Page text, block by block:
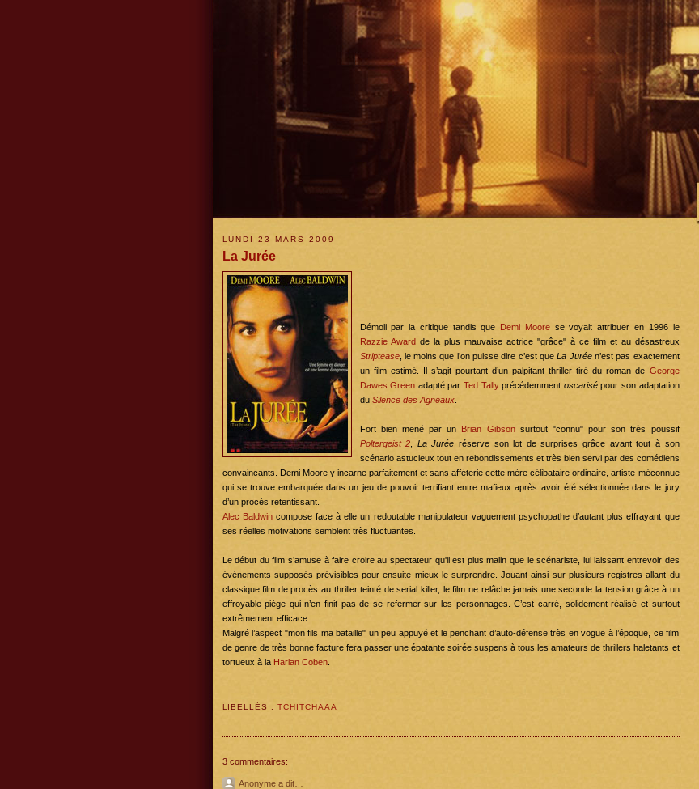
LUNDI 23 MARS 2009
La Jurée
Démoli par la critique tandis que Demi Moorese voyait attribuer en 1996 le
Razzie Awardde la plus mauvaise actrice "grâce" à ce film et au désastreux
Striptease, le moins que l’on puisse dire c’est queLa Juréen’est pas exactement
un film estimé. Il s’agit pourtant d’un palpitant thriller tiré du roman de George
Dawes Green adapté par Ted Tallyprécédemment oscarisépour son adaptation
du Silence des Agneaux.
Fort bien mené par un Brian Gibsonsurtout "connu" pour son très poussif
Poltergeist 2
La Jurée réserve son lot de surprises grâce avant tout à son
scénario astucieux tout en rebondissements et très bien servi par des comédiens
convaincants. Demi Moore y incarne parfaitement et sans affèterie cette mère célibataire ordinaire, artiste méconnue
qui se trouve embarquée dans un jeu de pouvoir terrifiant entre mafieux après avoir été sélectionnée dans le jury
d’un procès retentissant.
Alec Baldwincompose face à elle un redoutable manipulateur vaguement psychopathe d’autant plus effrayant que
ses réelles motivations semblent très fluctuantes.
Le début du film s’amuse à faire croire au spectateur qu'il est plus malin que le scénariste, lui laissant entrevoir des
événements supposés prévisibles pour ensuite mieux le surprendre. Jouant ainsi sur plusieurs registres allant du
classique film de procès au thriller teinté de serial killer, le film ne relâche jamais une seconde la tension grâce à un
effroyable piège qui n’en finit pas de se refermer sur les personnages. C’est carré, solidement réalisé et surtout
extrêmement efficace.
Malgré l’aspect "mon fils ma bataille" un peu appuyé et le penchant d’auto-défense très en vogue à l’époque, ce film
de genre de très bonne facture fera passer une épatante soirée suspens à tous les amateurs de thrillers haletants et
tortueux à la Harlan Coben.
LIBELLÉS :TCHITCHAAA
3 commentaires:
Anonyme a dit…